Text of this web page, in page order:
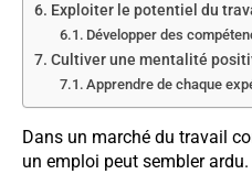
Exploiter le potentiel du
Développer des
Cultiver une mentalité
Apprendre de chaque
Dans un marché du travail
un emploi peut sembler